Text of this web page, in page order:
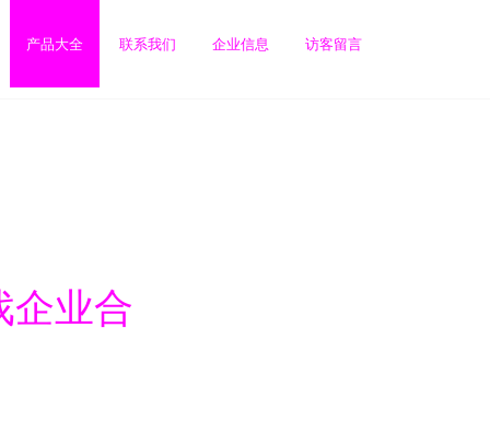
产品大全 联系我们 企业信息 访客留言
企业合